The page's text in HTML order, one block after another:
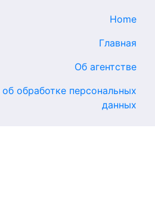
Home
Главная
Об агентстве
обработке персональных
данных